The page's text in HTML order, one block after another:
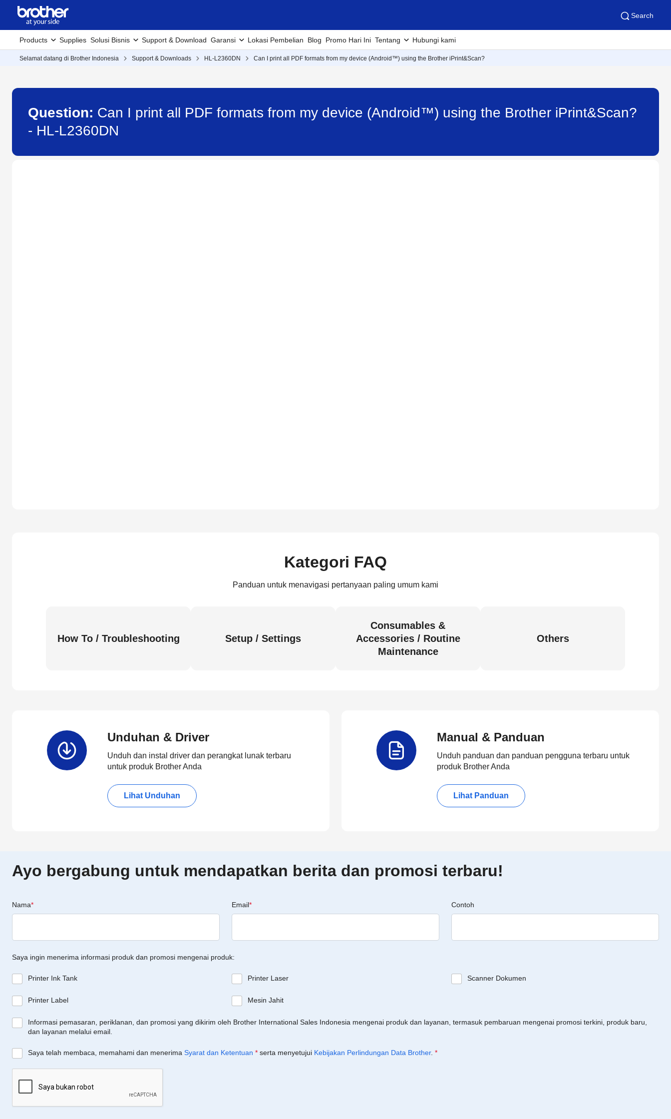
Search
Products Supplies Solusi Bisnis Support & Download Garansi Lokasi Pembelian Blog Promo Hari Ini Tentang Hubungi kami
Selamat datang di Brother Indonesia Support & Downloads HL-L2360DN Can I print all PDF formats from my device (Android™) using the Brother iPrint&Scan?
Question: Can I print all PDF formats from my device (Android™) using the Brother iPrint&Scan?
- HL-L2360DN
Kategori FAQ
Panduan untuk menavigasi pertanyaan paling umum kami
How To / Troubleshooting Setup / Settings
Consumables &
Accessories / Routine
Maintenance
Others
Unduhan & Driver
Unduh dan instal driver dan perangkat lunak terbaru
untuk produk Brother Anda
Lihat Unduhan
Manual & Panduan
Unduh panduan dan panduan pengguna terbaru untuk
produk Brother Anda
Lihat Panduan
Ayo bergabung untuk mendapatkan berita dan promosi terbaru!
Nama* Email* Contoh
Saya ingin menerima informasi produk dan promosi mengenai produk:
Printer Ink Tank Printer Laser Scanner Dokumen
Printer Label Mesin Jahit
Informasi pemasaran, periklanan, dan promosi yang dikirim oleh Brother International Sales Indonesia mengenai produk dan layanan, termasuk pembaruan mengenai promosi terkini, produk baru,
dan layanan melalui email.
Saya telah membaca, memahami dan menerima Syarat dan Ketentuan * serta menyetujui Kebijakan Perlindungan Data Brother. *